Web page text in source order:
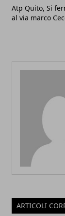
Atp Quito, Si
al via marco
ARTICOLI